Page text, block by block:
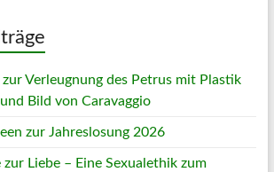
zur Verleugnung des Petrus mit Plastik
Bild von Caravaggio
zur Jahreslosung 2026
zur Liebe – Eine Sexualethik zum